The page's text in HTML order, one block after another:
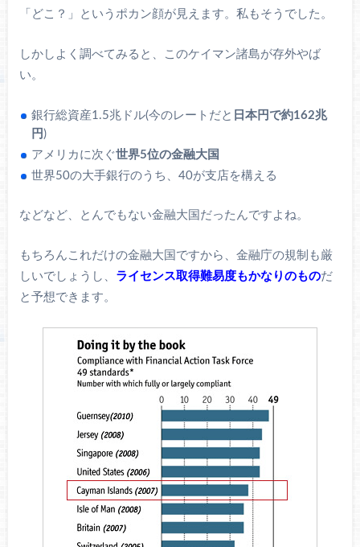
「どこ？」というポカン顔が見えます。私もそうでした。
しかしよく調べてみると、このケイマン諸島が存外やば
い。
銀行総資産1.5兆ドル(今のレートだと 日本円で約162兆
円 )
アメリカに次ぐ世界5位の金融大国
世界50の大手銀行のうち、40が支店を構える
などなど、とんでもない金融大国だったんですよね。
もちろんこれだけの金融大国ですから、金融庁の規制も厳
しいでしょうし、 ライセンス取得難易度もかなりのものだ
と予想できます。